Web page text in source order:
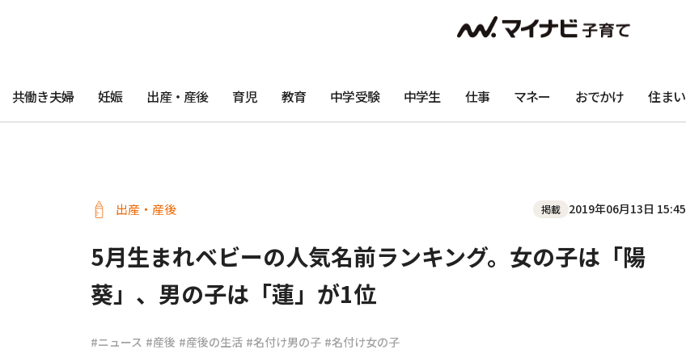
共働き夫婦 妊娠 出産・産後 育児 教育 中学受験 中学生 仕事 マネー おでかけ 住まい
出産・産後 掲載 2019年06月13日 15:45
5月生まれベビーの人気名前ランキング。女の子は「陽
葵」、男の子は「蓮」が1位
#ニュース #産後 #産後の生活 #名付け男の子 #名付け女の子